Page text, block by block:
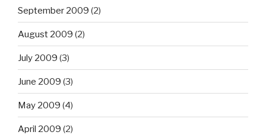
September 2009 (2)
August 2009 (2)
July 2009 (3)
June 2009 (3)
May 2009 (4)
April 2009 (2)